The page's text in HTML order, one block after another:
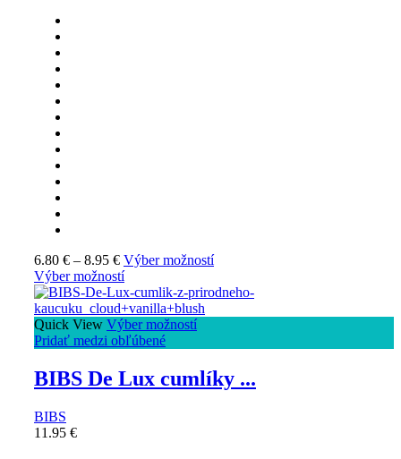
6.80 € – 8.95 € Výber možností
Výber možností
Quick View Výber možností
Pridať medzi obľúbené
BIBS De Lux cumlíky ...
BIBS
11.95 €